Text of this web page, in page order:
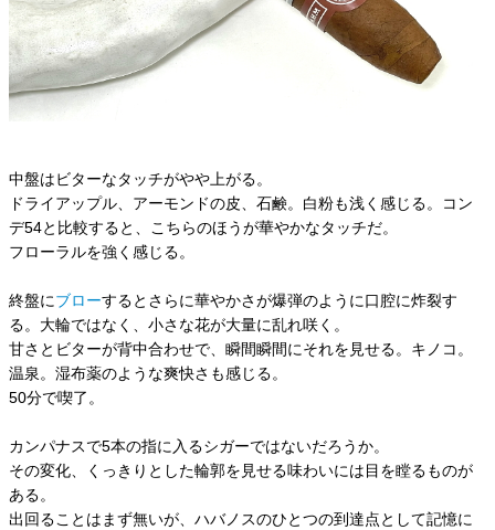
中盤はビターなタッチがやや上がる。
ドライアップル、アーモンドの皮、石鹸。白粉も浅く感じる。コン
デ54と比較すると、こちらのほうが華やかなタッチだ。
フローラルを強く感じる。
終盤にブローするとさらに華やかさが爆弾のように口腔に炸裂す
る。大輪ではなく、小さな花が大量に乱れ咲く。
甘さとビターが背中合わせで、瞬間瞬間にそれを見せる。キノコ。
温泉。湿布薬のような爽快さも感じる。
50分で喫了。
カンパナスで5本の指に入るシガーではないだろうか。
その変化、くっきりとした輪郭を見せる味わいには目を瞠るものが
ある。
出回ることはまず無いが、ハバノスのひとつの到達点として記憶に